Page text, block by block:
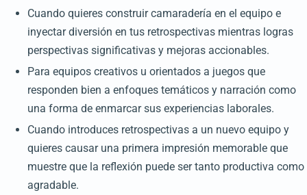
Cuando quieres construir camaradería en el equipo e
inyectar diversión en tus retrospectivas mientras logras
perspectivas significativas y mejoras accionables.
Para equipos creativos u orientados a juegos que
responden bien a enfoques temáticos y narración como
una forma de enmarcar sus experiencias laborales.
Cuando introduces retrospectivas a un nuevo equipo y
quieres causar una primera impresión memorable que
muestre que la reflexión puede ser tanto productiva como
agradable.